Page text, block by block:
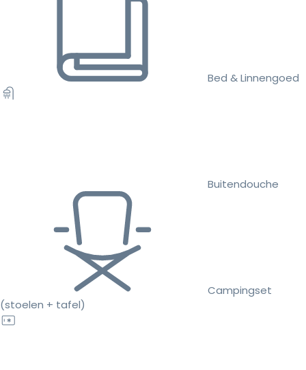
Bed & Linnengoed
Buitendouche
Campingset
(stoelen + tafel)